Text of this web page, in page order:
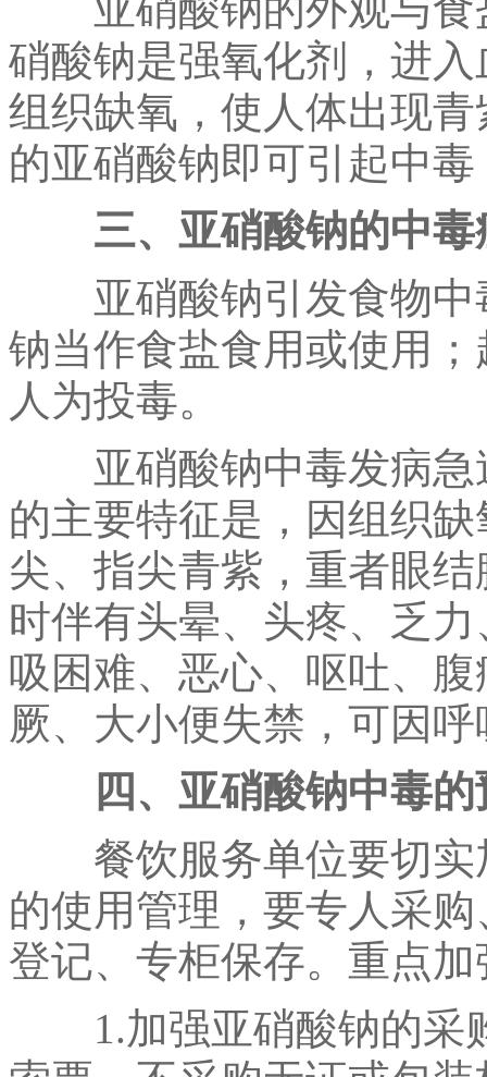
硝酸钠是强氧化剂，进
组织缺氧，使人体出现
的亚硝酸钠即可引起中
三、亚硝酸钠的中毒
亚硝酸钠引发食物中
钠当作食盐食用或使用
人为投毒。
亚硝酸钠中毒发病急
的主要特征是，因组织
尖、指尖青紫，重者眼
时伴有头晕、头疼、乏
吸困难、恶心、呕吐、
厥、大小便失禁，可因
四、亚硝酸钠中毒
餐饮服务单位要切实
的使用管理，要专人采
登记、专柜保存。重点
1.加强亚硝酸钠的采